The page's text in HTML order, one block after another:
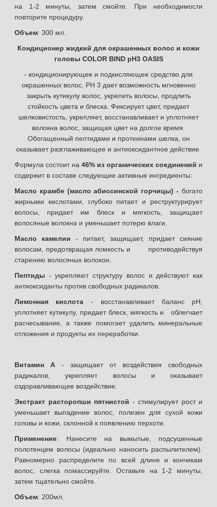
на 1-2 минуты, затем смойте. При необходимости
повторите процедуру.
Объем: 300 мл.
Кондиционер жидкий для окрашенных волос и кожи
головы COLOR BIND pH3 OASIS
- кондиционирующее и подкисляющее средство для
окрашенных волос. РН 3 дает возможность мгновенно
закрыть кутикулу волос, укрепить волосы, продлить
стойкость цвета и блеска. Фиксирует цвет, придает
шелковистость, укрепляет, восстанавливает и уплотняет
волокна волос, защищая цвет на долгое время.
Обогащенный пептидами и протеинами шелка, он
оказывает разглаживающее и антиоксидантное действие.
Формула состоит на 46% из органических соединений и
содержит в составе следующие активные ингредиенты:
Масло крамбе (масло абиссинской горчицы) - богато
жирными кислотами, глубоко питает и реструктурирует
волосы, придает им блеск и мягкость, защищает
волосяные волокна и уменьшает потерю влаги.
Масло камелии - питает, защищает, придает сияние
волосам, предотвращая ломкость и противодействуя
старению волосяных волокон.
Пептиды - укрепляют структуру волос и действуют как
антиоксиданты против свободных радикалов.
Лимонная кислота - восстанавливает баланс рН,
уплотняет кутикулу, придает блеск, мягкость и облегчает
расчесывание, а также помогает удалить минеральные
отложения и продукты их переработки.
Витамин А - защищает от воздействия свободных
радикалов, укрепляет волосы и оказывает
оздоравливающее воздействие.
Экстракт расторопши пятнистой - стимулирует рост и
уменьшает выпадение волос, полезен для сухой кожи
головы и кожи, склонной к появлению перхоти.
Применение: Нанесите на вымытые, подсушенные
полотенцем волосы (идеально наносить распылителем).
Равномерно распределите по всей длине и кончикам
волос, слегка помассируйте. Оставьте на 1-2 минуты,
затем тщательно смойте.
Объем: 200мл.